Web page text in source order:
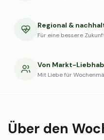
Regional &
Für eine bessere
Von Markt-
Mit Liebe für
Über den